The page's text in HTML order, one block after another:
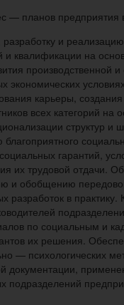
— планов
и
и квалификации на
производственной
экономических
карьеры,
всех категорий на
структур
гарантий,
их трудовой отдачи.
и обобщению
разработок в
по социальным и
их решения.
— психологических
документации,
подразделений